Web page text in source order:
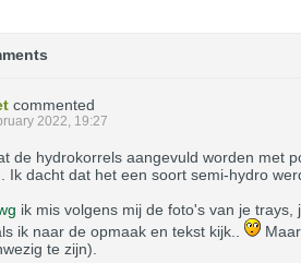
commented
2022, 19:27
de hydrokorrels aangevuld worden met
Ik dacht dat het een soort semi-hydro
ik mis volgens mij de foto's van je trays,
ik naar de opmaak en tekst kijk..
te zijn).